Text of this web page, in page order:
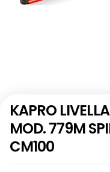
KAPRO
MOD. 779M
CM100